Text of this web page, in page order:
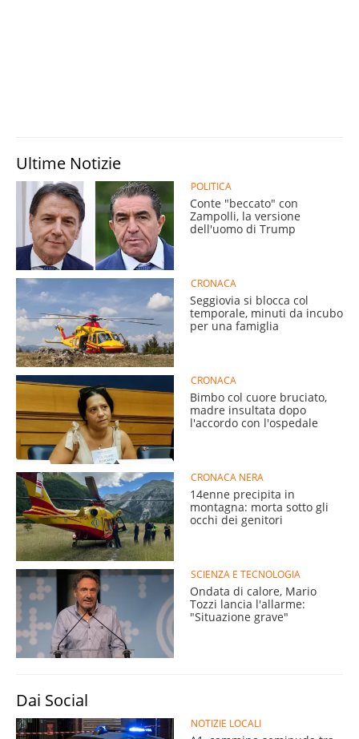
Ultime Notizie
POLITICA
Conte "beccato" con
Zampolli, la versione
dell'uomo di Trump
CRONACA
Seggiovia si blocca col
temporale, minuti da incubo
per una famiglia
CRONACA
Bimbo col cuore bruciato,
madre insultata dopo
l'accordo con l'ospedale
CRONACA NERA
14enne precipita in
montagna: morta sotto gli
occhi dei genitori
SCIENZA E TECNOLOGIA
Ondata di calore, Mario
Tozzi lancia l'allarme:
"Situazione grave"
Dai Social
NOTIZIE LOCALI